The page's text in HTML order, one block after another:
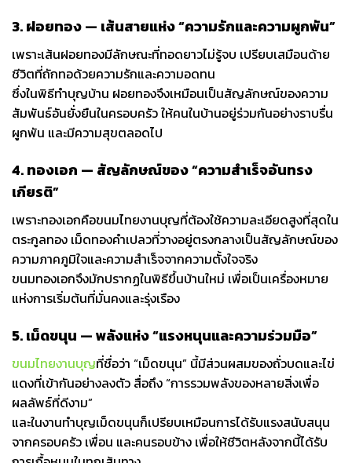
3. ฝอยทอง — เส้นสายแห่ง “ความรักและความผูกพัน”
เพราะเส้นฝอยทองมีลักษณะที่ทอดยาวไม่รู้จบ เปรียบเสมือนด้าย
ชีวิตที่ถักทอด้วยความรักและความอดทน
ซึ่งในพิธีทำบุญบ้าน ฝอยทองจึงเหมือนเป็นสัญลักษณ์ของความ
สัมพันธ์อันยั่งยืนในครอบครัว ให้คนในบ้านอยู่ร่วมกันอย่างราบรื่น
ผูกพัน และมีความสุขตลอดไป
4. ทองเอก — สัญลักษณ์ของ “ความสำเร็จอันทรง
เกียรติ”
เพราะทองเอกคือขนมไทยงานบุญที่ต้องใช้ความละเอียดสูงที่สุดใน
ตระกูลทอง เม็ดทองคำเปลวที่วางอยู่ตรงกลางเป็นสัญลักษณ์ของ
ความภาคภูมิใจและความสำเร็จจากความตั้งใจจริง
ขนมทองเอกจึงมักปรากฏในพิธีขึ้นบ้านใหม่ เพื่อเป็นเครื่องหมาย
แห่งการเริ่มต้นที่มั่นคงและรุ่งเรือง
5. เม็ดขนุน — พลังแห่ง “แรงหนุนและความร่วมมือ”
ขนมไทยงานบุญที่ชื่อว่า “เม็ดขนุน” นี้มีส่วนผสมของถั่วบดและไข่
แดงที่เข้ากันอย่างลงตัว สื่อถึง “การรวมพลังของหลายสิ่งเพื่อ
ผลลัพธ์ที่ดีงาม”
และในงานทำบุญเม็ดขนุนก็เปรียบเหมือนการได้รับแรงสนับสนุน
จากครอบครัว เพื่อน และคนรอบข้าง เพื่อให้ชีวิตหลังจากนี้ได้รับ